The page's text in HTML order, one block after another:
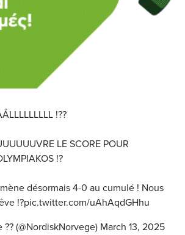
!??
LE SCORE POUR
!?
désormais 4-0 au cumulé ! Nous
!?pic.twitter.com/uAhAqdGHhu
(@NordiskNorvege) March 13, 2025